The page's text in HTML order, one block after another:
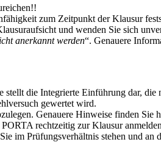
zum Zeitpunkt der Klausur
und wenden Sie sich
anerkannt werden“. Genauere
die Integrierte Einführung dar,
gewertet wird.
Genauere Hinweise finden Sie
rechtzeitig zur Klausur
im Prüfungsverhältnis stehen und